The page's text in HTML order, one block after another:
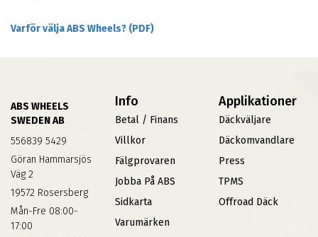
Varför välja ABS Wheels? (PDF)
ABS WHEELS
SWEDEN AB
556839 5429
Göran Hammarsjös
Väg 2
19572 Rosersberg
Mån-Fre 08:00-
17:00
Info
Betal / Finans
Villkor
Fälgprovaren
Jobba På ABS
Sidkarta
Varumärken
Applikationer
Däckväljare
Däckomvandlare
Press
TPMS
Offroad Däck